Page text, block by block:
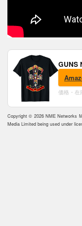
GUNS
価格・在
Copyright © 2026 NME Networks
Media Limited being used under